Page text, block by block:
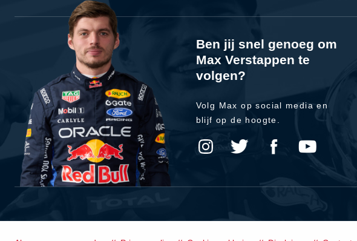
Ben jij snel genoeg om
Max Verstappen te
volgen?
Volg Max op social media en
blijf op de hoogte.